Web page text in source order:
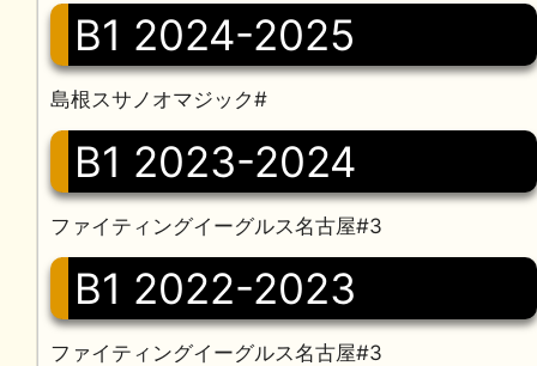
B1 2024-2025
島根スサノオマジック#
B1 2023-2024
ファイティングイーグルス名古屋#3
B1 2022-2023
ファイティングイーグルス名古屋#3